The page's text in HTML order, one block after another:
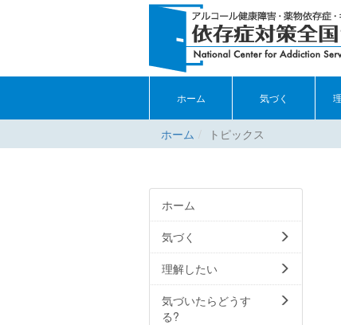
ホーム 気づく
ホーム トピックス
ホーム
気づく
理解したい
気づいたらどうす
る?